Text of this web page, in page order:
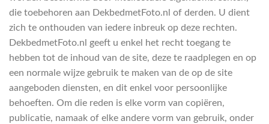
die toebehoren aan DekbedmetFoto.nl of derden. U dient
zich te onthouden van iedere inbreuk op deze rechten.
DekbedmetFoto.nl geeft u enkel het recht toegang te
hebben tot de inhoud van de site, deze te raadplegen en op
een normale wijze gebruik te maken van de op de site
aangeboden diensten, en dit enkel voor persoonlijke
behoeften. Om die reden is elke vorm van copiëren,
publicatie, namaak of elke andere vorm van gebruik, onder